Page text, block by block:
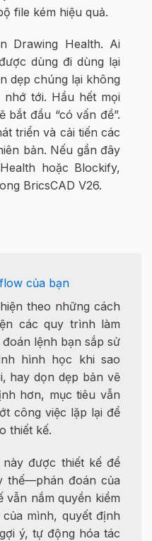
file kém hiệu quả.
Drawing Health. Ai
dùng đi dùng lại
dẹp chúng lại không
tới. Hầu hết mọi
bắt đầu “có vấn đề”.
triển và cải tiến các
bản. Nếu gần đây
hoặc Blockify,
BricsCAD V26.
của bạn
theo những cách
các quy trình làm
lệnh bạn sắp sử
hình học khi sao
hay dọn dẹp bản vẽ
hơn, mục tiêu vẫn
công việc lặp lại để
thiết kế.
được thiết kế để
thế—phán đoán của
vẫn nắm quyền kiểm
mình, quyết định
ý, tự động hóa tác